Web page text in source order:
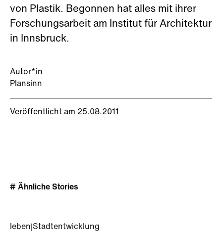
Autor*in
Plansinn
Veröffentlicht am 25.08.2011
von Plastik. Begonnen hat alles mit ihrer
Forschungsarbeit am Institut für Architektur
in Innsbruck.
# Ähnliche Stories
leben Stadtentwicklung